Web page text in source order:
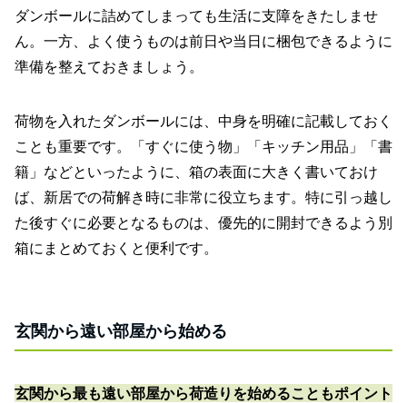
ダンボールに詰めてしまっても生活に支障をきたしませ
ん。一方、よく使うものは前日や当日に梱包できるように
準備を整えておきましょう。
荷物を入れたダンボールには、中身を明確に記載しておく
ことも重要です。「すぐに使う物」「キッチン用品」「書
籍」などといったように、箱の表面に大きく書いておけ
ば、新居での荷解き時に非常に役立ちます。特に引っ越し
た後すぐに必要となるものは、優先的に開封できるよう別
箱にまとめておくと便利です。
玄関から遠い部屋から始める
玄関から最も遠い部屋から荷造りを始めることもポイント